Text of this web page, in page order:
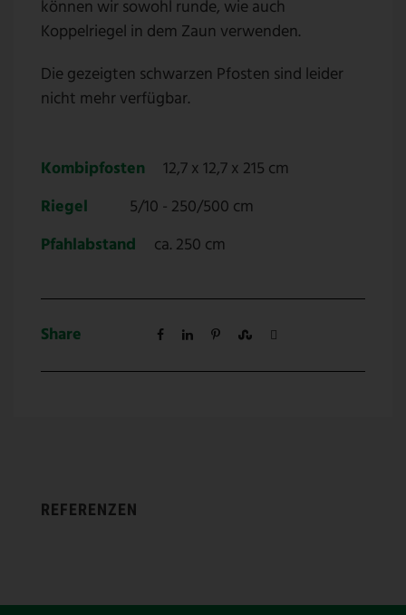
können wir sowohl runde, wie auch
Koppelriegel in dem Zaun verwenden.
Die gezeigten schwarzen Pfosten sind leider
nicht mehr verfügbar.
Kombipfosten
12,7 x 12,7 x 215 cm
Riegel
5/10 - 250/500 cm
Pfahlabstand
ca. 250 cm
Share
REFERENZEN